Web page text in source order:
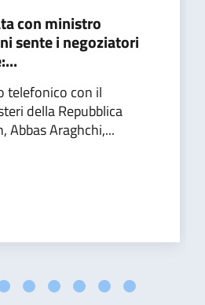
con ministro
sente i negoziatori
telefonico con il
della Repubblica
Abbas Araghchi,...